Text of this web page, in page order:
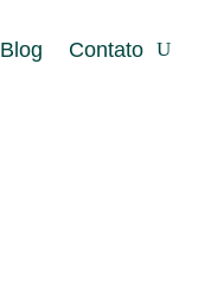
Blog Contato